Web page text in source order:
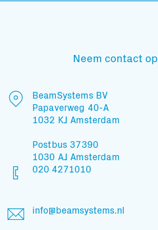
Neem contact op
BeamSystems BV
Papaverweg 40-A
1032 KJ Amsterdam
Postbus 37390
1030 AJ Amsterdam
020 4271010
info@beamsystems.nl